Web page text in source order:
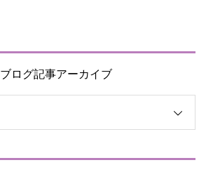
ブログ記事アーカイブ